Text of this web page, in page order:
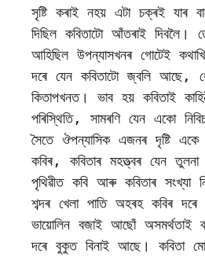
সৃষ্টি কৰাই নহয় এটা চক্ৰই যাৰ
দিছিল কবিতাটো আঁতৰাই দিবলৈ।
আহিছিল উপন্যাসখনৰ গোটেই
দৰে যেন কবিতাটো জ্বলি আছে,
কিতাপখনত। ভাব হয় কবিতাই
পৰিস্থিতি, সামৰণি যেন একো
সৈতে ঔপন্যাসিক এজনৰ দৃষ্টি
কবিৰ, কবিতাৰ মহত্ত্বৰ যেন
পৃথিৱীত কবি আৰু কবিতাৰ সংখ্যা
শব্দৰ খেলা পাতি অহৰহ কবিৰ দৰে
ভায়োলিন বজাই আছোঁ অসমৰ্থতাই
দৰে বুকুত বিনাই আছে। কবিতা